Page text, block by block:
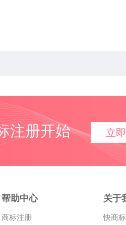
注册开始 立
帮助中心
商标注册
关于
快商